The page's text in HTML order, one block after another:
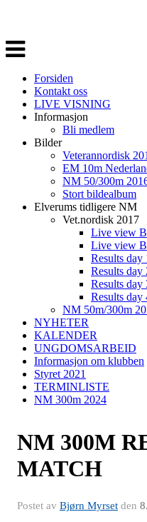
Veksle
navigasjon
Forsiden
Kontakt oss
LIVE VISNING
Informasjon
Bli medlem
Bilder
Veterannordisk
EM 10m
NM 50/300m
Stort bildealbum
Elverums tidligere NM
Vet.nordisk 2017
Live view
Live view
Results day
Results day
Results day
Results day
NM 50m/300m
NYHETER
KALENDER
UNGDOMSARBEID
Informasjon om klubben
Styret 2021
TERMINLISTE
NM 300m 2024
NM 300M
MATCH
Postet av Bjørn Myrset den